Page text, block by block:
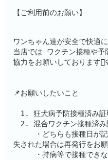
【ご利用前のお願い】
ワンちゃん達が安全で快適
当店では ワクチン接種や予
協力をお願いしております
📌お願いしたいこと
1. 狂犬病予防接種済み証
2. 混合ワクチン接種済
・どちらも接種日が記
失された場合は再発行をお願
・持病等で接種できな